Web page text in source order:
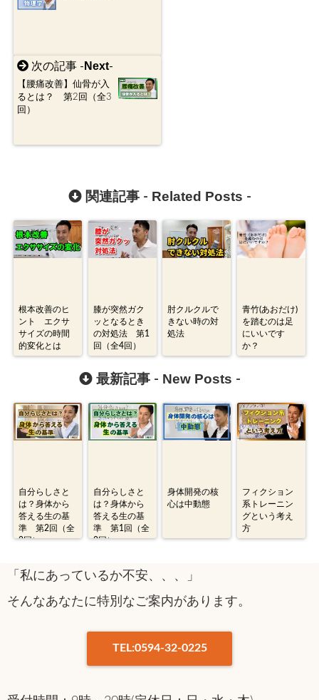
次の記事 - Next-
【腰痛改善】仙骨が入
るとは？ 第2回（全3
回）
関連記事 - Related Posts -
根本改善のヒ
ント エクサ
サイズの時間
的変化とは
膝が突然ガク
ッとなるとき
の対処法 第1
回（全4回）
肘クルクルで
きない時の対
処法
青竹(あおだけ)
を踏むのは足
にいいです
か？
最新記事 - New Posts -
自分らしさと
は？身体から
答える生の基
準 第2回（全
2回）
自分らしさと
は？身体から
答える生の基
準 第1回（全
2回）
身体開発の核
心は中動態
フィクション
系トレーニン
グという考え
方
「私にあっているか不安、、、」
そんなあなたに特別なご案内があります。
TEL:0594-32-0225